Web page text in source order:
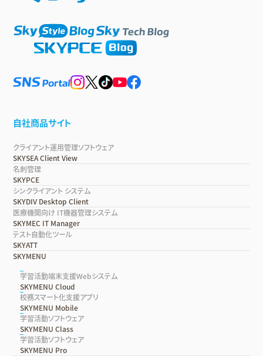
自社商品サイト
クライアント運用管理ソフトウェア
SKYSEA Client View
名刺管理
SKYPCE
シンクライアント システム
SKYDIV Desktop Client
医療機関向け IT機器管理システム
SKYMEC IT Manager
テスト自動化ツール
SKYATT
SKYMENU
学習活動端末支援Webシステム
SKYMENU Cloud
校務スマート化支援アプリ
SKYMENU Mobile
学習活動ソフトウェア
SKYMENU Class
学習活動ソフトウェア
SKYMENU Pro